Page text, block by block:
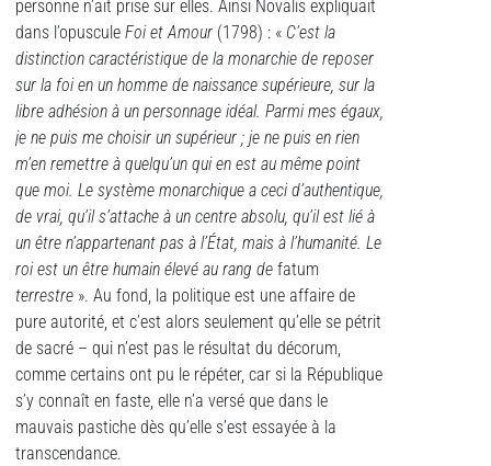
personne n’ait prise sur elles. Ainsi Novalis expliquait
dans l’opuscule Foi et Amour (1798) : « C’est la
distinction caractéristique de la monarchie de reposer
sur la foi en un homme de naissance supérieure, sur la
libre adhésion à un personnage idéal. Parmi mes égaux,
je ne puis me choisir un supérieur ; je ne puis en rien
m’en remettre à quelqu’un qui en est au même point
que moi. Le système monarchique a ceci d’authentique,
de vrai, qu’il s’attache à un centre absolu, qu’il est lié à
un être n’appartenant pas à l’État, mais à l’humanité. Le
roi est un être humain élevé au rang de fatum
terrestre ». Au fond, la politique est une affaire de
pure autorité, et c’est alors seulement qu’elle se pétrit
de sacré – qui n’est pas le résultat du décorum,
comme certains ont pu le répéter, car si la République
s’y connaît en faste, elle n’a versé que dans le
mauvais pastiche dès qu’elle s’est essayée à la
transcendance.